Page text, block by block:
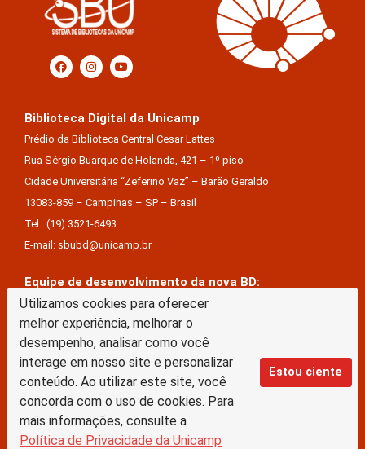
Utilizamos cookies para oferecer
melhor experiência, melhorar o
desempenho, analisar como você
interage em nosso site e personalizar
conteúdo. Ao utilizar este site, você
concorda com o uso de cookies. Para
mais informações, consulte a
Política de Privacidade da Unicamp
Estou ciente
Biblioteca Digital da Unicamp
Prédio da Biblioteca Central Cesar Lattes
Rua Sérgio Buarque de Holanda, 421 – 1º piso
Cidade Universitária “Zeferino Vaz” – Barão Geraldo
13083-859 – Campinas – SP – Brasil
Tel.: (19) 3521-6493
E-mail: sbubd@unicamp.br
Equipe de desenvolvimento da nova BD:
Keite Aparecida Duarte
Márcio Vinícius De Jesus Almeida
Saul Victor De Castro E Silva
A Biblioteca Digital da Unicamp está licenciado com uma Licença Creative Commons –
Atribuição Sem Derivações 4.0 Internacional